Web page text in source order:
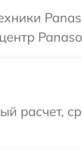
расчет,